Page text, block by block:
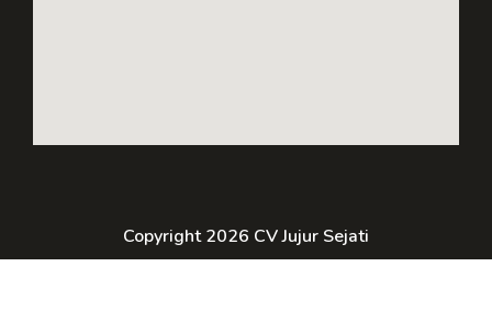
Copyright 2026 CV Jujur Sejati